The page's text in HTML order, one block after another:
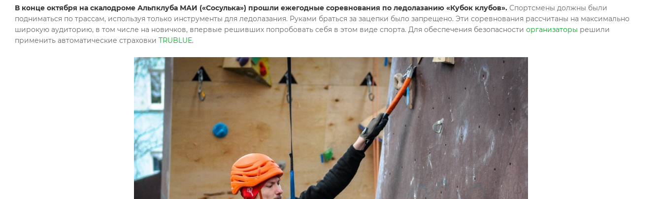
В конце октября на скалодроме Альпклуба МАИ («Сосулька») прошли ежегодные соревнования по ледолазанию «Кубок клубов». Спортсмены должны были
подниматься по трассам, используя только инструменты для ледолазания. Руками браться за зацепки было запрещено. Эти соревнования рассчитаны на максимально
широкую аудиторию, в том числе на новичков, впервые решивших попробовать себя в этом виде спорта. Для обеспечения безопасности организаторы решили
применить автоматические страховки TRUBLUE.